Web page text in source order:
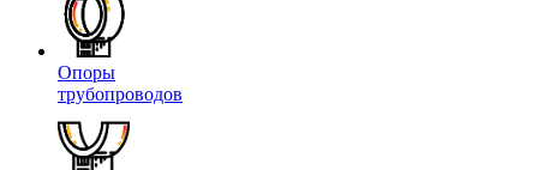
Опоры
трубопроводов